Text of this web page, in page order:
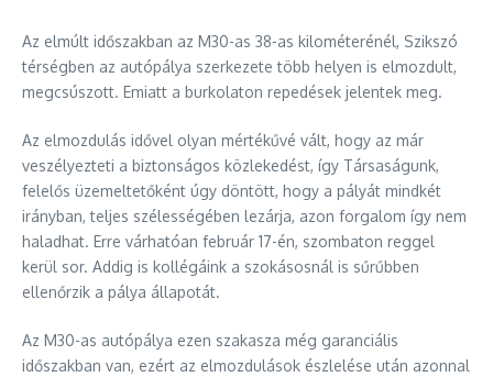
Az elmúlt időszakban az M30-as 38-as kilométerénél, Szikszó
térségben az autópálya szerkezete több helyen is elmozdult,
megcsúszott. Emiatt a burkolaton repedések jelentek meg.
Az elmozdulás idővel olyan mértékűvé vált, hogy az már
veszélyezteti a biztonságos közlekedést, így Társaságunk,
felelős üzemeltetőként úgy döntött, hogy a pályát mindkét
irányban, teljes szélességében lezárja, azon forgalom így nem
haladhat. Erre várhatóan február 17-én, szombaton reggel
kerül sor. Addig is kollégáink a szokásosnál is sűrűbben
ellenőrzik a pálya állapotát.
Az M30-as autópálya ezen szakasza még garanciális
időszakban van, ezért az elmozdulások észlelése után azonnal